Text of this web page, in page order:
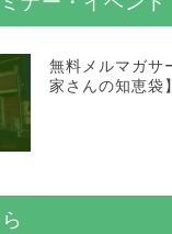
無料メルマガサ
家さんの知恵袋】